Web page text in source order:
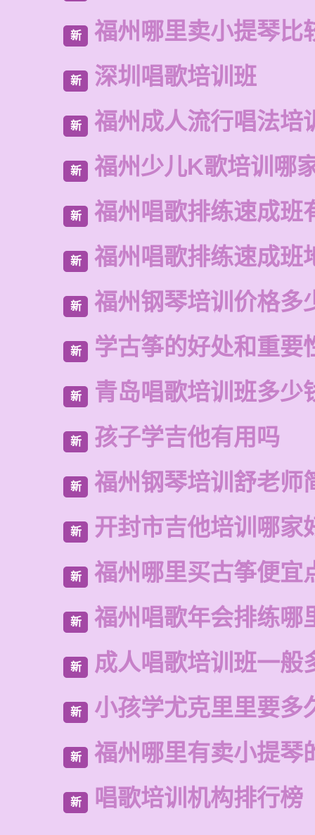
新 福州哪里卖小提琴比
新 深圳唱歌培训班
新 福州成人流行唱法培
新 福州少儿K歌培训哪
新 福州唱歌排练速成班
新 福州唱歌排练速成班
新 福州钢琴培训价格多
新 学古筝的好处和重要
新 青岛唱歌培训班多少
新 孩子学吉他有用吗
新 福州钢琴培训舒老师
新 开封市吉他培训哪家
新 福州哪里买古筝便宜
新 福州唱歌年会排练哪
新 成人唱歌培训班一般
新 小孩学尤克里里要多
新 福州哪里有卖小提琴
新 唱歌培训机构排行榜